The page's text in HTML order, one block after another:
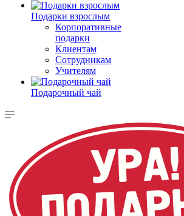
Подарки взрослым
Корпоративные
подарки
Клиентам
Сотрудникам
Учителям
Подарочный чай